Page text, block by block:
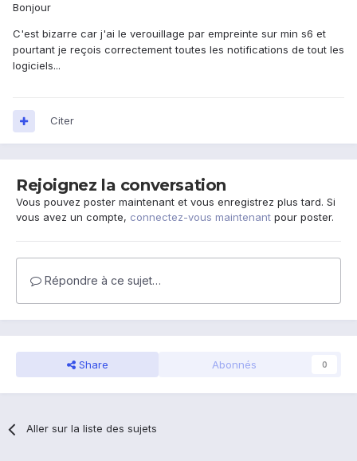
Bonjour
C'est bizarre car j'ai le verouillage par empreinte sur min s6 et
pourtant je reçois correctement toutes les notifications de tout les
logiciels...
Citer
Rejoignez la conversation
Vous pouvez poster maintenant et vous enregistrez plus tard. Si
vous avez un compte, connectez-vous maintenant pour poster.
Répondre à ce sujet…
Share Abonnés 0
Aller sur la liste des sujets